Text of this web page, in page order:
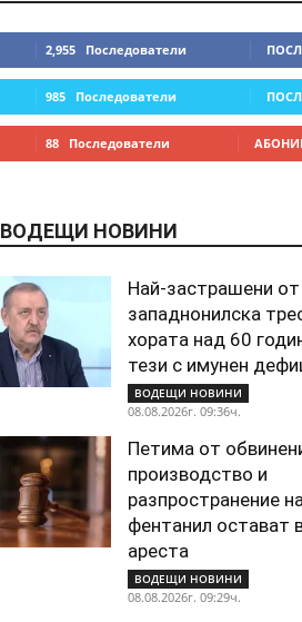
2,955 Последователи
985 Последователи
88 Последователи
ВОДЕЩИ НОВИНИ
Най-застрашени от
западнонилска
хората над 60
тези с имунен
ВОДЕЩИ НОВИНИ
08.08.2026г. 09:36ч.
Петима от
производство и
разпространение
фентанил остават
ареста
ВОДЕЩИ НОВИНИ
08.08.2026г. 09:29ч.